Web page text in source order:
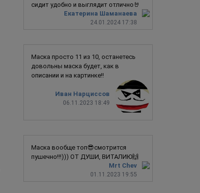
Екатерина Шаманаева
24.01.2024 17:38
сидит удобно и выглядит отлично🤘
Иван Нарциссов
06.11.2023 18:49
Маска просто 11 из 10, останетесь
довольны маска будет, как в
описании и на картинке!!
Mrt Chev
01.11.2023 19:55
Маска вообще топ😎смотрится
пушечно!!!))) ОТ ДУШИ, ВИТАЛИЮ🙌